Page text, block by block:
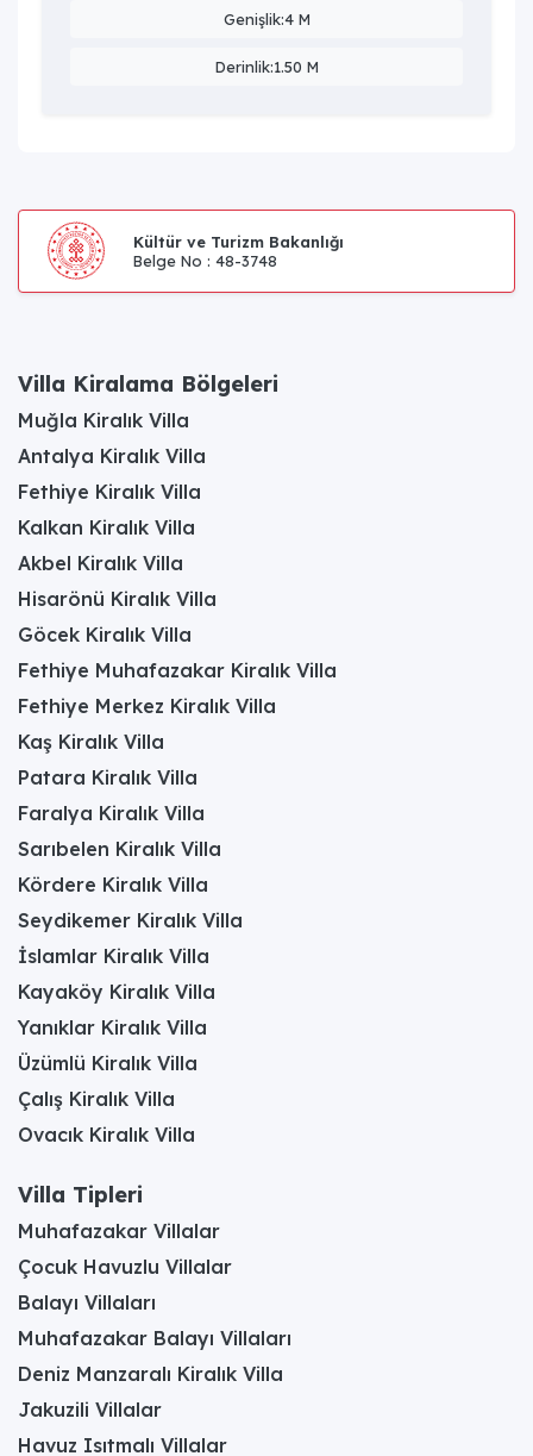
Genişlik:4 M
Derinlik:1.50 M
Kültür ve Turizm Bakanlığı
Belge No : 48-3748
Villa Kiralama Bölgeleri
Muğla Kiralık Villa
Antalya Kiralık Villa
Fethiye Kiralık Villa
Kalkan Kiralık Villa
Akbel Kiralık Villa
Hisarönü Kiralık Villa
Göcek Kiralık Villa
Fethiye Muhafazakar Kiralık Villa
Fethiye Merkez Kiralık Villa
Kaş Kiralık Villa
Patara Kiralık Villa
Faralya Kiralık Villa
Sarıbelen Kiralık Villa
Kördere Kiralık Villa
Seydikemer Kiralık Villa
İslamlar Kiralık Villa
Kayaköy Kiralık Villa
Yanıklar Kiralık Villa
Üzümlü Kiralık Villa
Çalış Kiralık Villa
Ovacık Kiralık Villa
Villa Tipleri
Muhafazakar Villalar
Çocuk Havuzlu Villalar
Balayı Villaları
Muhafazakar Balayı Villaları
Deniz Manzaralı Kiralık Villa
Jakuzili Villalar
Havuz Isıtmalı Villalar